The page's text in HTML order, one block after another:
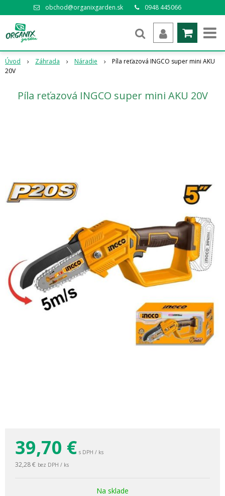
obchod@organixgarden.sk 0948 445066
Úvod Záhrada Náradie
Píla reťazová INGCO super mini AKU
20V
Píla reťazová INGCO super mini AKU 20V
39,70 € s DPH / ks
32,28 € bez DPH / ks
Na sklade